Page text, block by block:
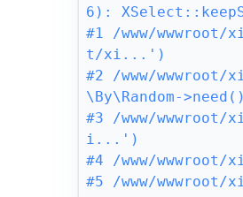
6):
#1 /www/
t/xi...')
#2 /www/
\By\Random->need()
#3 /www/
i...')
#4 /www/
#5 /www/